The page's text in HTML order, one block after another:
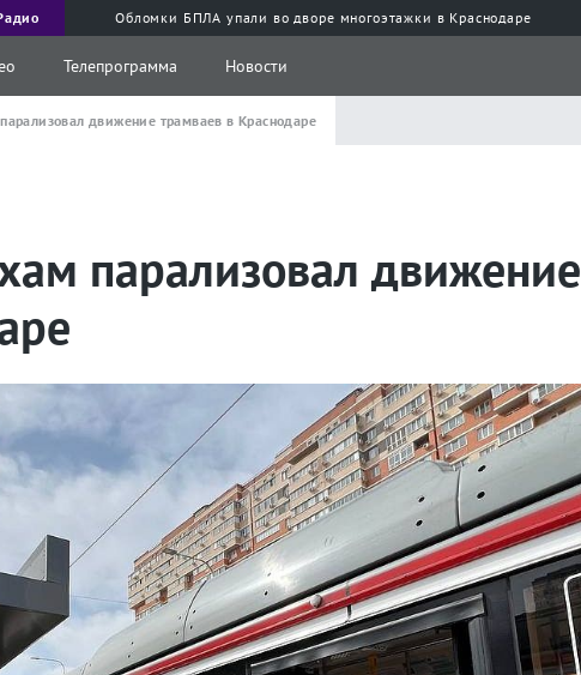
Обломки БПЛА упали во дворе многоэтажки в Краснодаре
Телепрограмма Новости
движение трамваев в Краснодаре
парализовал движение